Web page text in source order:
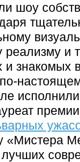
шоу
реализму и
и знакомых
«Мистера